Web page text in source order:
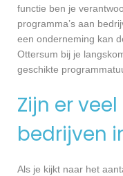
functie ben je
programma’s aan
een onderneming kan
Ottersum bij je
geschikte
Zijn er
bedrijven
Als je kijkt naar het